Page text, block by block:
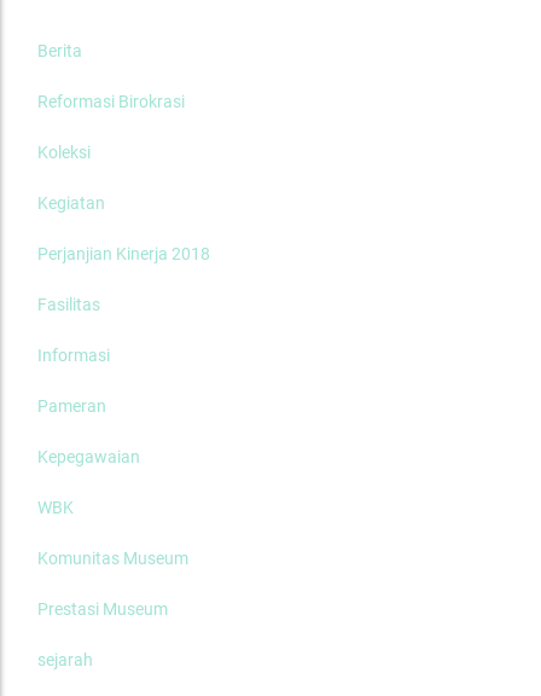
Berita
Reformasi Birokrasi
Koleksi
Kegiatan
Perjanjian Kinerja 2018
Fasilitas
Informasi
Pameran
Kepegawaian
WBK
Komunitas Museum
Prestasi Museum
sejarah